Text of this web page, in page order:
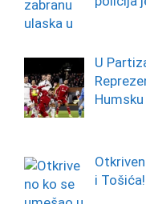
U
i